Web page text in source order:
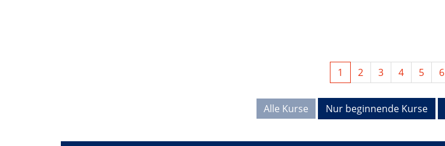
1 2 3 4 5 6
Alle Kurse Nur beginnende Kurse